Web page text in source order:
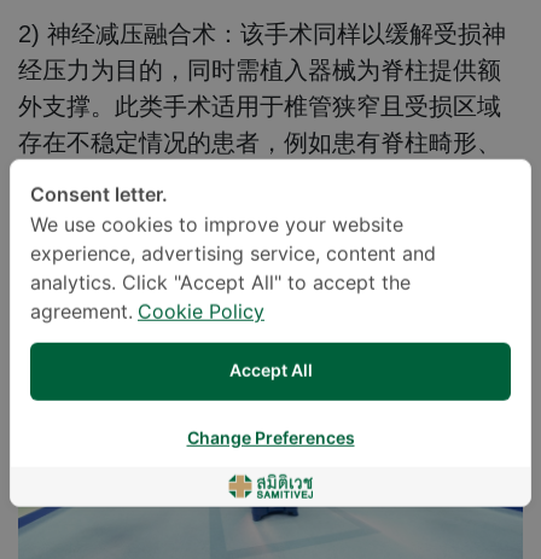
2) 神经减压融合术： 该手术同样以缓解受损神
经压力为目的，同时需植入器械为脊柱提供额
外支撑。此类手术适用于椎管狭窄且受损区域
存在不稳定情况的患者，例如患有脊柱畸形、
脊柱脱位损伤、脊柱侧弯或脊柱弯曲的患者。
Consent letter.
We use cookies to improve your website
experience, advertising service, content and
analytics. Click "Accept All" to accept the
agreement. Cookie Policy
Accept All
Change Preferences